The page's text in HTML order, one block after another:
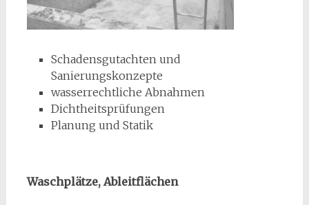
Schadensgutachten und
Sanierungskonzepte
wasserrechtliche Abnahmen
Dichtheitsprüfungen
Planung und Statik
Waschplätze, Ableitflächen